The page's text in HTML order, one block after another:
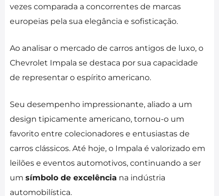
vezes comparada a concorrentes de marcas
europeias pela sua elegância e sofisticação.
Ao analisar o mercado de carros antigos de luxo, o
Chevrolet Impala se destaca por sua capacidade
de representar o espírito americano.
Seu desempenho impressionante, aliado a um
design tipicamente americano, tornou-o um
favorito entre colecionadores e entusiastas de
carros clássicos. Até hoje, o Impala é valorizado em
leilões e eventos automotivos, continuando a ser
um símbolo de excelência na indústria
automobilística.